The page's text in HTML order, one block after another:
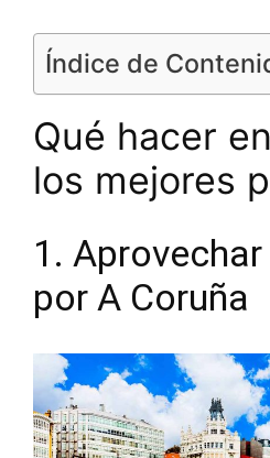
Índice de
Qué hacer
los mejores
1. Aprovechar
por A Coruña